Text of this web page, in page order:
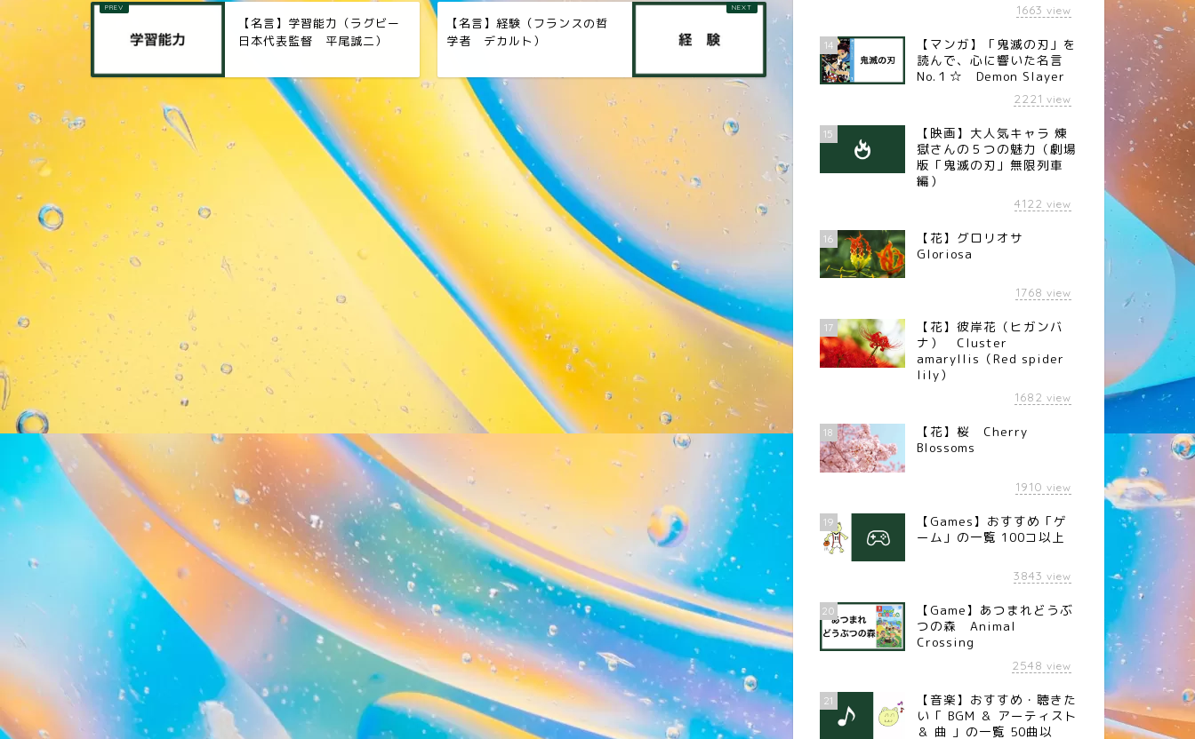
【名言】学習能力（ラグビー
日本代表監督 平尾誠二）
【名言】経験（フランスの哲
学者 デカルト）
1663 view
14
【マンガ】「鬼滅の刃」を
読んで、心に響いた名言
No.１☆ Demon Slayer
2221 view
15
【映画】大人気キャラ 煉󠄁
獄さんの５つの魅力（劇場
版「鬼滅の刃」無限列車
編）
4122 view
16
【花】グロリオサ
Gloriosa
1768 view
17
【花】彼岸花（ヒガンバ
ナ） Cluster
amaryllis（Red spider
lily）
1682 view
18
【花】桜 Cherry
Blossoms
1910 view
19
【Games】おすすめ「ゲ
ーム」の一覧 100コ以上
3843 view
20
【Game】あつまれどうぶ
つの森 Animal
Crossing
2548 view
21
【音楽】おすすめ・聴きた
い「 BGM ＆ アーティスト
＆ 曲 」の一覧 50曲以